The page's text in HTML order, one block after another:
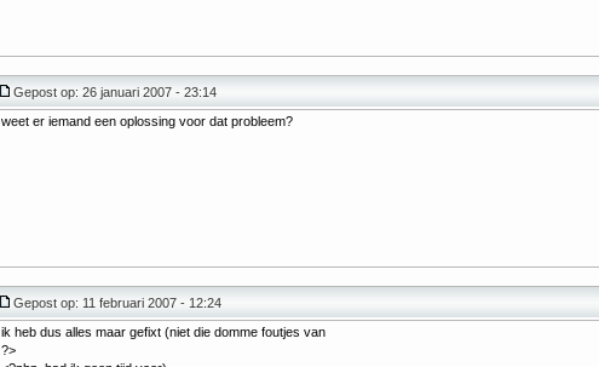
Gepost op: 26 januari 2007 - 23:14
weet er iemand een oplossing voor dat probleem?
Gepost op: 11 februari 2007 - 12:24
ik heb dus alles maar gefixt (niet die domme foutjes van
?>